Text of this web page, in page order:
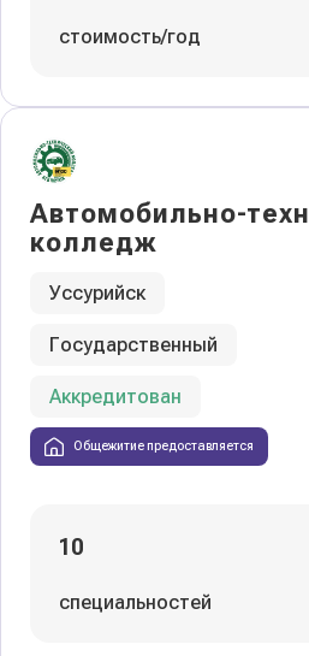
стоимость/год
Автомобильно-
колледж
Уссурийск
Государственный
Аккредитован
Общежитие предоставляется
10
специальностей